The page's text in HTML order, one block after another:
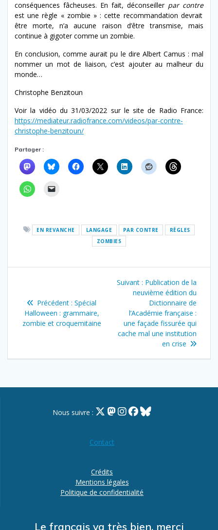
conséquences fâcheuses. En fait, déconseiller par contre
est une règle « zombie » : cette recommandation devrait
être morte, n’a aucune raison d’être transmise, mais
continue à gigoter comme un zombie.
En conclusion, comme aurait pu le dire Albert Camus : mal
nommer un mot de liaison, c’est ajouter au malheur du
monde…
Christophe Benzitoun
Voir la vidéo du 31/03/2022 sur le site de Radio France:
https://mediateur.radiofrance.com/videos/par-contre-
christophe-benzitoun/
Partager :
EN REVANCHE LANGAGE PAR CONTRE
RÈGLES
ZOMBIES
de
l’article
Précédent : Article
précédent
:
Spécial
Halloween : grammaire,
zombie et croquemitaine
Suivant : Article
suivant
Publication de la
neuvième édition du
Dictionnaire de
l’Académie française :
une façade fissurée qui
cache mal une institution
en crise
Nous suivre :
Contact
Crédits
Mentions légales
Politique de confidentialité
Le français va très bien, merci